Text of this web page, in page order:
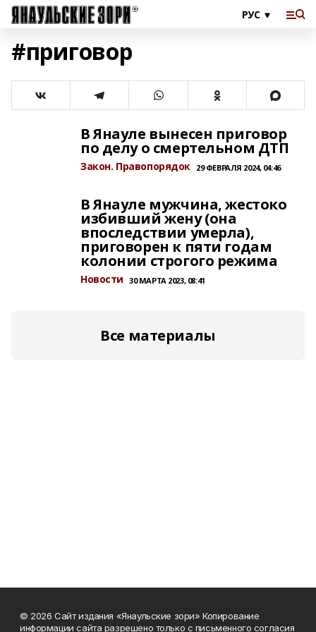
#приговор
В Янауле вынесен приговор
по делу о смертельном ДТП
Закон. Правопорядок 29 ФЕВРАЛЯ 2024, 04:46
В Янауле мужчина, жестоко
избивший жену (она
впоследствии умерла),
приговорен к пяти годам
колонии строгого режима
Новости 30 МАРТА 2023, 08:41
Все материалы
© 2026 Сайт издания «Янаульские зори» Копирование
информации сайта разрешено только с письменного согласия